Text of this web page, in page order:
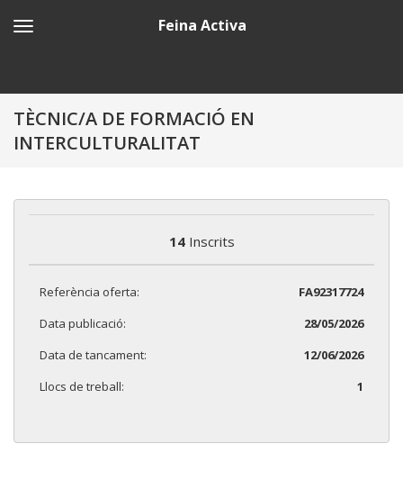
Feina Activa
TÈCNIC/A DE FORMACIÓ EN
INTERCULTURALITAT
14Inscrits
Referència oferta:
FA92317724
Data publicació:
28/05/2026
Data de tancament:
12/06/2026
Llocs de treball:
1